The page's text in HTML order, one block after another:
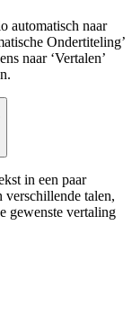
automatisch naar
Ondertiteling’
naar ‘Vertalen’
in een paar
talen,
gewenste vertaling